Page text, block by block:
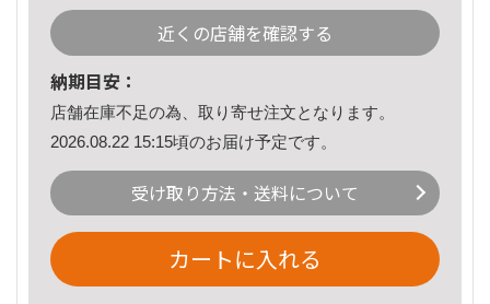
近くの店舗を確認する
納期目安：
店舗在庫不足の為、取り寄せ注文となります。
2026.08.22 15:15頃のお届け予定です。
受け取り方法・送料について
カートに入れる